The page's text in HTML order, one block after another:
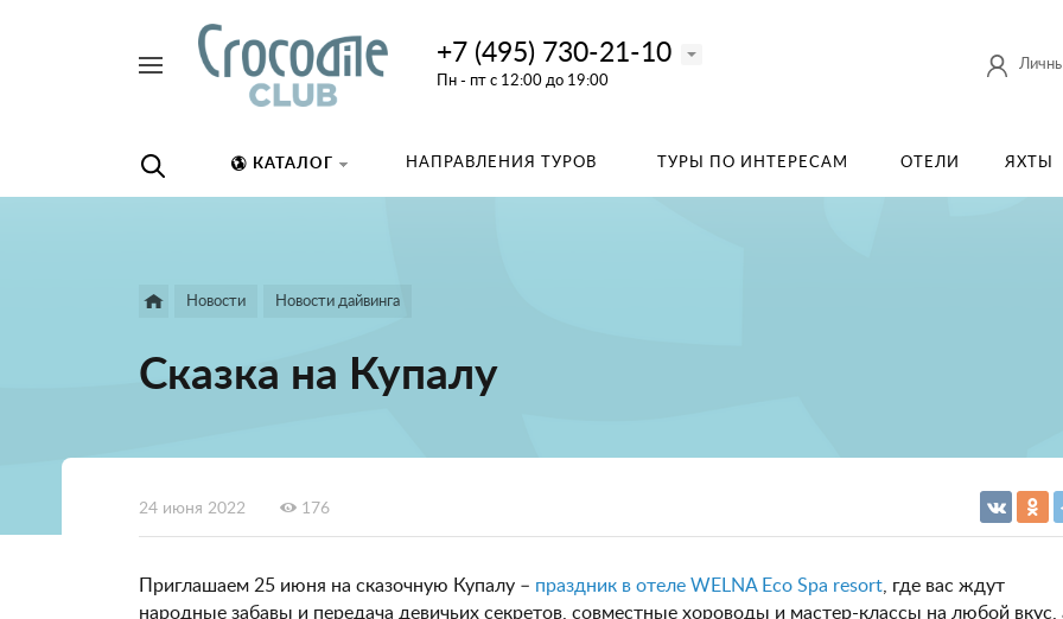
+7 (495) 730-21-10
Пн - пт с 12:00 до 19:00
КАТАЛОГ НАПРАВЛЕНИЯ ТУРОВ ТУРЫ ПО ИНТЕРЕСАМ ОТЕЛИ ЯХТЫ
Новости Новости дайвинга
Сказка на Купалу
24 июня 2022 176
Приглашаем 25 июня на сказочную Купалу – праздник в отеле WELNA Eco Spa resort , где вас ждут
народные забавы и передача девичьих секретов, совместные хороводы и мастер-классы на любой вкус,